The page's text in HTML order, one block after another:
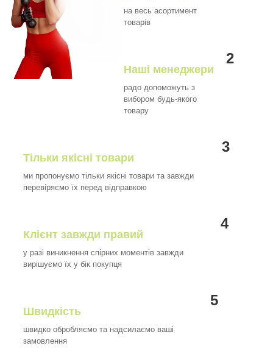
на весь асортимент
товарів
2
Наші менеджери
радо допоможуть з
вибором будь-якого
товару
3
Тільки якісні товари
ми пропонуємо тільки якісні товари та завжди
перевіряємо їх перед відправкою
4
Клієнт завжди правий
у разі виникнення спірних моментів завжди
вирішуємо їх у бік покупця
5
Швидкість
швидко обробляємо та надсилаємо ваші
замовлення